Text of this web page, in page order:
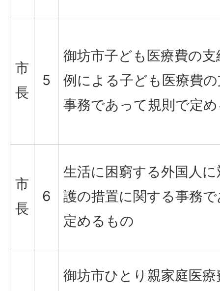
市
長
5
御坊市子ども医療費の
例による子ども医療費
事務であって規則で定
市
長
6
生活に困窮する外国人
護の措置に関する事務
定めるもの
御坊市ひとり親家庭医